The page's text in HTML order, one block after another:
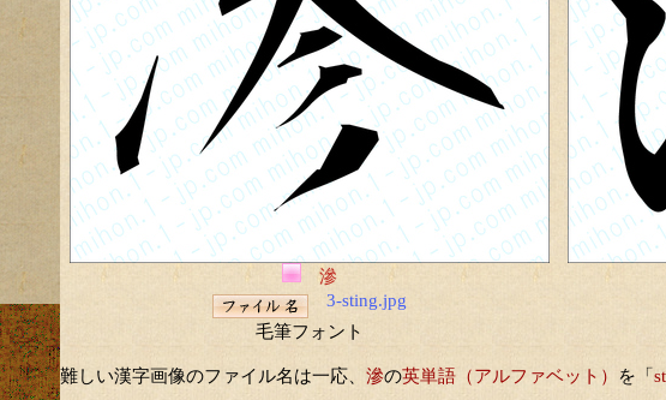
滲
3-sting.jpg
毛筆フォント
難しい漢字画像のファイル名は一応、 滲の英単語（アルファベット） を「